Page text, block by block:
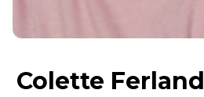
Colette Ferland